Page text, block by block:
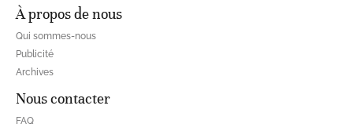
À propos de nous
Qui sommes-nous
Publicité
Archives
Nous contacter
FAQ